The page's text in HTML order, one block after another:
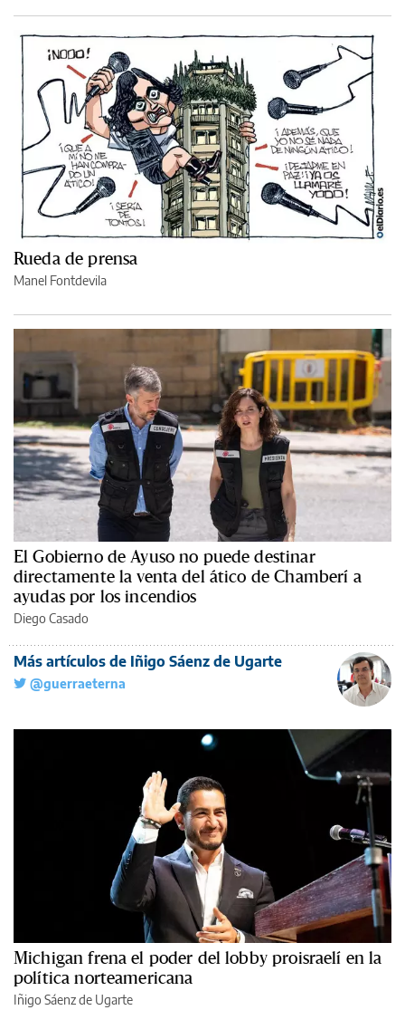
Rueda de prensa
Manel Fontdevila
El Gobierno de Ayuso no puede destinar
directamente la venta del ático de Chamberí a
ayudas por los incendios
Diego Casado
Más artículos de Iñigo Sáenz de Ugarte
@guerraeterna
Michigan frena el poder del lobby proisraelí en la
política norteamericana
Iñigo Sáenz de Ugarte